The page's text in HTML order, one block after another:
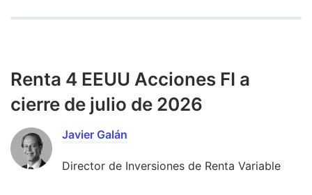
Renta 4 EEUU Acciones FI a
cierre de julio de 2026
Javier Galán
Director de Inversiones de Renta Variable